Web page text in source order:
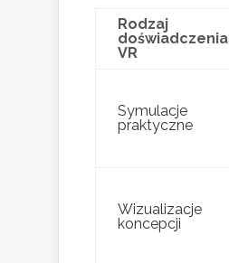
Rodzaj
doświadczenia
VR
Symulacje
praktyczne
Wizualizacje
koncepcji